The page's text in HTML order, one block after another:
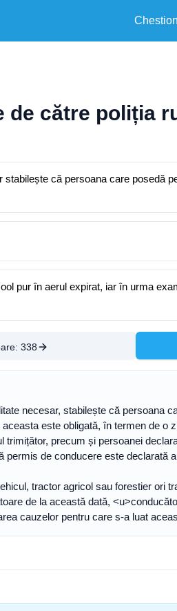
către poliția
că persoana care posedă
pur în aerul expirat, iar în urma
338
necesar, stabilește că persoana
este obligată, în termen de o
precum și persoanei
de conducere este declarată
tractor agricol sau forestier ori
de la această dată,
cauzelor pentru care s-a luat